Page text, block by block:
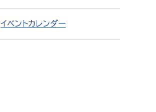
イベントカレンダー